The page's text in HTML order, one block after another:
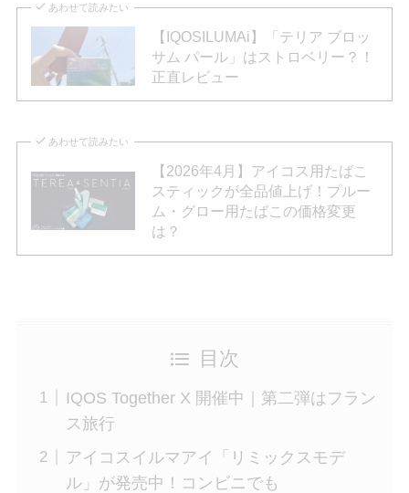
あわせて読みたい
【IQOSILUMAi】「テリア ブロッ
サム パール」はストロベリー？！
正直レビュー
あわせて読みたい
【2026年4月】アイコス用たばこ
スティックが全品値上げ！プルー
ム・グロー用たばこの価格変更
は？
目次
IQOS Together X 開催中｜第二弾はフラン
ス旅行
アイコスイルマアイ「リミックスモデ
ル」が発売中！コンビニでも